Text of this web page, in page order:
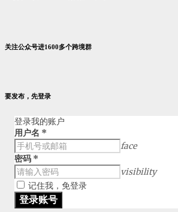
关注公众号进1600多个跨境群
要发布，先登录
登录我的账户
用户名 *
face
密码 *
visibility
记住我，免登录